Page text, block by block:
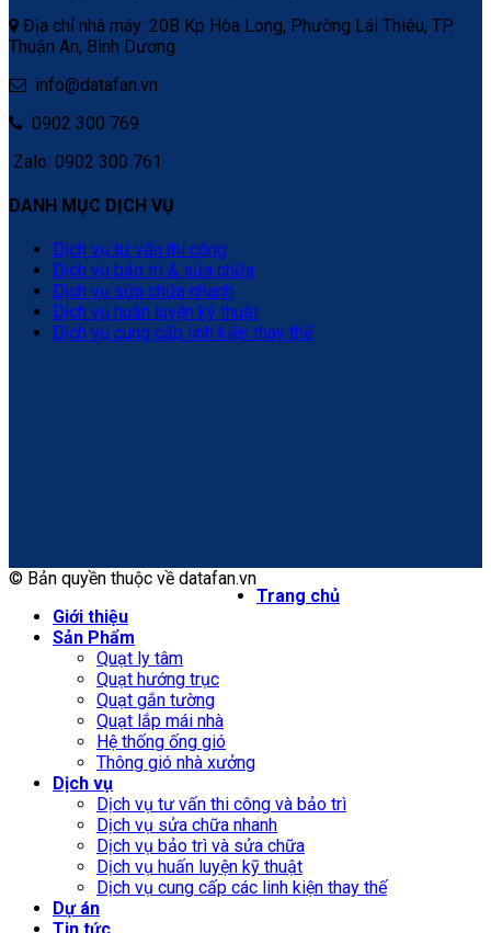
Địa chỉ nhà máy: 20B Kp Hòa Long, Phường Lái Thiêu, TP.
Thuận An, Bình Dương
info@datafan.vn
0902 300 769
Zalo: 0902 300 761
DANH MỤC DỊCH VỤ
Dịch vụ tư vấn thi công
Dịch vụ bảo trì & sửa chữa
Dịch vụ sửa chữa nhanh
Dịch vụ huấn luyện kỹ thuật
Dịch vụ cung cấp linh kiện thay thế
© Bản quyền thuộc về datafan.vn
Trang chủ
Giới thiệu
Sản Phẩm
Quạt ly tâm
Quạt hướng trục
Quạt gắn tường
Quạt lắp mái nhà
Hệ thống ống gió
Thông gió nhà xưởng
Dịch vụ
Dịch vụ tư vấn thi công và bảo trì
Dịch vụ sửa chữa nhanh
Dịch vụ bảo trì và sửa chữa
Dịch vụ huấn luyện kỹ thuật
Dịch vụ cung cấp các linh kiện thay thế
Dự án